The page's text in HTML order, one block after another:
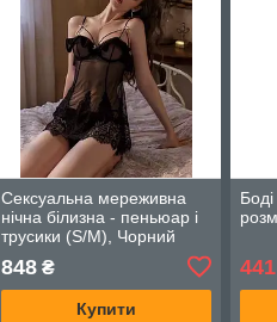
Сексуальна мереживна
нічна білизна - пеньюар і
трусики (S/M), Чорний
848₴
Купити